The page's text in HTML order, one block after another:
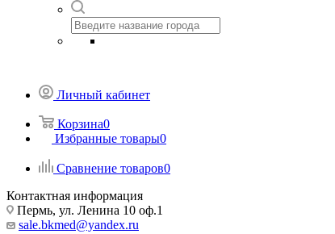
Личный кабинет
Корзина0
Избранные товары0
Сравнение товаров0
Контактная информация
Пермь, ул. Ленина 10 оф.1
sale.bkmed@yandex.ru